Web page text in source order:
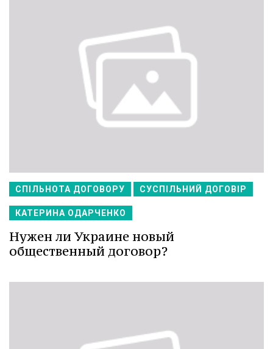
СПІЛЬНОТА ДОГОВОРУ СУСПІЛЬНИЙ ДОГОВІР
КАТЕРИНА ОДАРЧЕНКО
Нужен ли Украине новый
общественный договор?